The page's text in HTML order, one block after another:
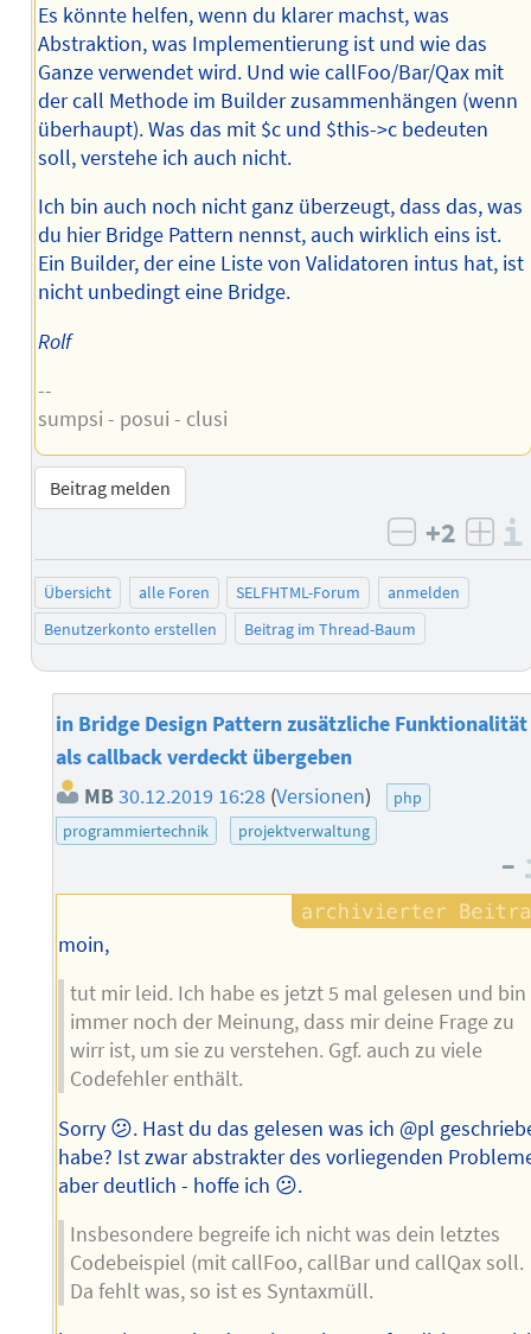
Es könnte helfen, wenn du klarer machst, was
Abstraktion, was Implementierung ist und wie das
Ganze verwendet wird. Und wie callFoo/Bar/Qax mit
der call Methode im Builder zusammenhängen (wenn
überhaupt). Was das mit $c und $this->c bedeuten
soll, verstehe ich auch nicht.
Ich bin auch noch nicht ganz überzeugt, dass das, was
du hier Bridge Pattern nennst, auch wirklich eins ist.
Ein Builder, der eine Liste von Validatoren intus hat, ist
nicht unbedingt eine Bridge.
Rolf
--
sumpsi - posui - clusi
Beitrag melden
negativ
+2
Übersicht alle Foren SELFHTML-Forum
anmelden
Benutzerkonto erstellen
Beitrag im Thread-Baum
in Bridge Design Pattern zusätzliche Funktionalität
als callback verdeckt übergeben
MB30.12.2019 16:28 (Versionen)
php
programmiertechnik
projektverwaltung
–
moin,
tut mir leid. Ich habe es jetzt 5 mal gelesen und bin
immer noch der Meinung, dass mir deine Frage zu
wirr ist, um sie zu verstehen. Ggf. auch zu viele
Codefehler enthält.
Sorry 😕. Hast du das gelesen was ich @pl
habe? Ist zwar abstrakter des vorliegenden
aber deutlich - hoffe ich 😕.
Insbesondere begreife ich nicht was dein letztes
Codebeispiel (mit callFoo, callBar und callQax soll.
Da fehlt was, so ist es Syntaxmüll.